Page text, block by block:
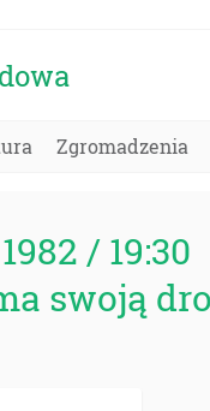
Zgromadzenia
/ 19:30
swoją